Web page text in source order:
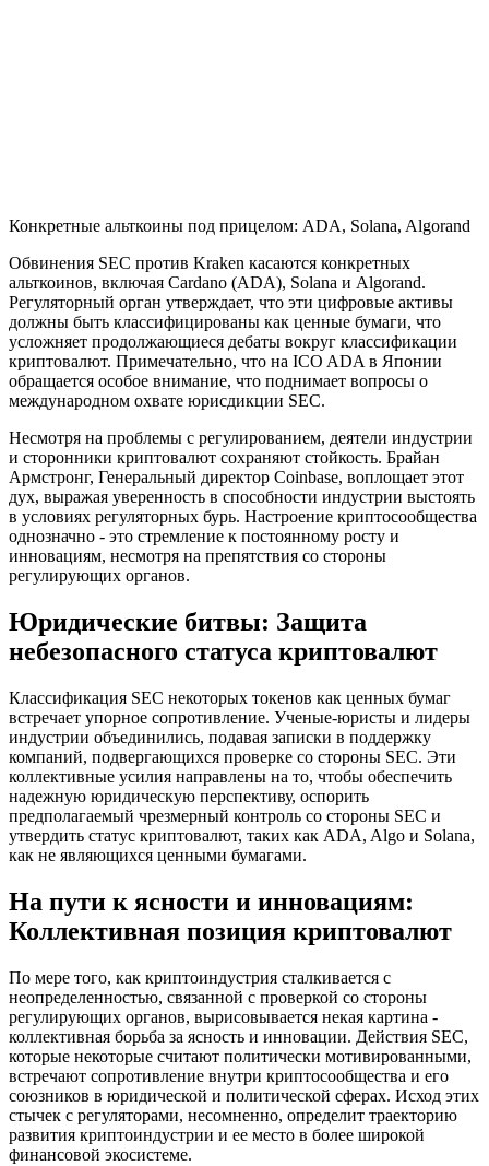
Конкретные альткоины под прицелом: ADA, Solana, Algorand
Обвинения SEC против Kraken касаются конкретных
альткоинов, включая Cardano (ADA), Solana и Algorand.
Регуляторный орган утверждает, что эти цифровые активы
должны быть классифицированы как ценные бумаги, что
усложняет продолжающиеся дебаты вокруг классификации
криптовалют. Примечательно, что на ICO ADA в Японии
обращается особое внимание, что поднимает вопросы о
международном охвате юрисдикции SEC.
Несмотря на проблемы с регулированием, деятели индустрии
и сторонники криптовалют сохраняют стойкость. Брайан
Армстронг, Генеральный директор Coinbase, воплощает этот
дух, выражая уверенность в способности индустрии выстоять
в условиях регуляторных бурь. Настроение криптосообщества
однозначно - это стремление к постоянному росту и
инновациям, несмотря на препятствия со стороны
регулирующих органов.
Юридические битвы: Защита
небезопасного статуса криптовалют
Классификация SEC некоторых токенов как ценных бумаг
встречает упорное сопротивление. Ученые-юристы и лидеры
индустрии объединились, подавая записки в поддержку
компаний, подвергающихся проверке со стороны SEC. Эти
коллективные усилия направлены на то, чтобы обеспечить
надежную юридическую перспективу, оспорить
предполагаемый чрезмерный контроль со стороны SEC и
утвердить статус криптовалют, таких как ADA, Algo и Solana,
как не являющихся ценными бумагами.
На пути к ясности и инновациям:
Коллективная позиция криптовалют
По мере того, как криптоиндустрия сталкивается с
неопределенностью, связанной с проверкой со стороны
регулирующих органов, вырисовывается некая картина -
коллективная борьба за ясность и инновации. Действия SEC,
которые некоторые считают политически мотивированными,
встречают сопротивление внутри криптосообщества и его
союзников в юридической и политической сферах. Исход этих
стычек с регуляторами, несомненно, определит траекторию
развития криптоиндустрии и ее место в более широкой
финансовой экосистеме.